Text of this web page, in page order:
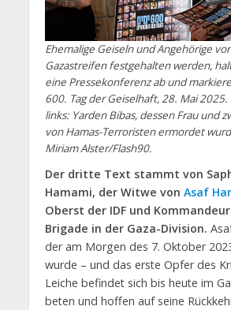
Ehemalige Geiseln und Angehörige
Gazastreifen festgehalten werden,
eine Pressekonferenz ab und
600. Tag der Geiselhaft, 28. Mai
links: Yarden Bibas, dessen Frau und
von Hamas-Terroristen ermordet
Miriam Alster/Flash90.
Der dritte Text stammt von
Hamami, der Witwe von Asaf
Oberst der IDF und
Brigade in der Gaza-Division.
der am Morgen des 7. Oktober
wurde – und das erste Opfer des
Leiche befindet sich bis heute im
beten und hoffen auf seine